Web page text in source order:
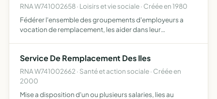
RNA W741002658 · Loisirs et vie sociale · Créée en 1980
Fédérer l'ensemble des groupements d'employeurs a
vocation de remplacement, les aider dans leur
les agriculteurs
Service De Remplacement Des Iles
RNA W741002662 · Santé et action sociale · Créée en
2000
Mise a disposition d'un ou plusieurs salaries, lies au